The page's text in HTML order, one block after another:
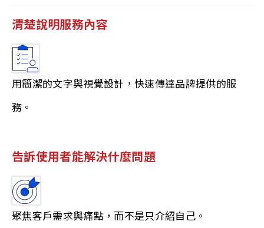
清楚說明服務內容
用簡潔的文字與視覺設計，快速傳達品牌提供的服
務。
告訴使用者能解決什麼問題
聚焦客戶需求與痛點，而不是只介紹自己。